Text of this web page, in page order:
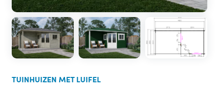
TUINHUIZEN MET LUIFEL